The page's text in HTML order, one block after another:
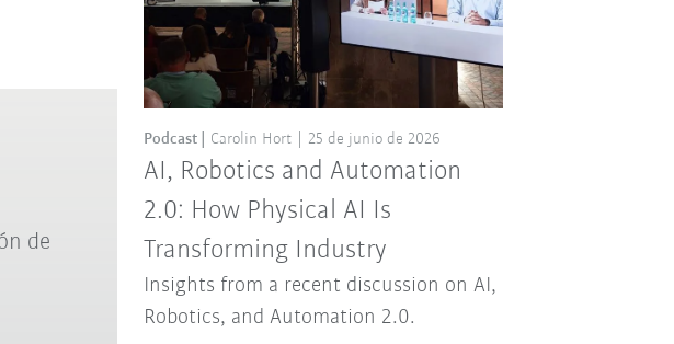
de
AI, Robotics and Automation
2.0: How Physical AI Is
Transforming Industry
Podcast Carolin Hort 25 de junio de 2026
Insights from a recent discussion on AI,
Robotics, and Automation 2.0.